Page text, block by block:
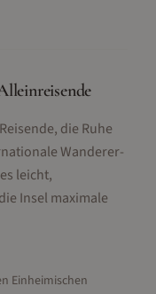
die Ruhe
Wanderer-
leicht,
Insel maximale
Einheimischen